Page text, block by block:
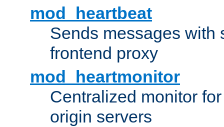
mod_heartbeat
Sends messages with
frontend proxy
mod_heartmonitor
Centralized monitor
origin servers